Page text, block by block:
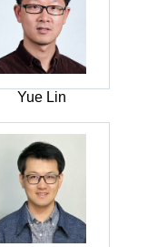
Yue Lin